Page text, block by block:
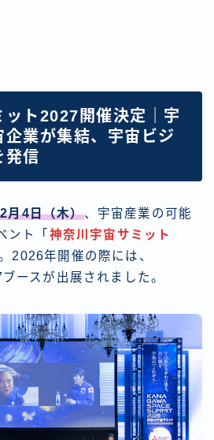
ット2027開催決定｜宇
業が集結、宇宙ビジ
発信
月4日（木）、宇宙産業の可能
ント「 神奈川宇宙サミット
2026年開催の際には、
ースが出展されました。